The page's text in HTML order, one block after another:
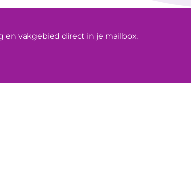
en vakgebied direct in je mailbox.